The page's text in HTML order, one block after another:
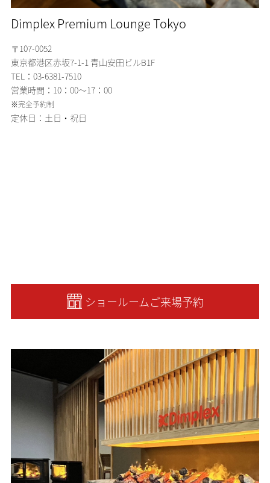
Dimplex Premium Lounge Tokyo
〒107-0052
東京都港区赤坂7-1-1 青山安田ビルB1F
TEL：03-6381-7510
営業時間：10：00～17：00
※完全予約制
定休日：土日・祝日
ショールームご来場予約